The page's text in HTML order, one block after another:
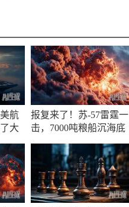
航
大
报复来了！苏-57雷霆一
击，7000吨粮船沉海底